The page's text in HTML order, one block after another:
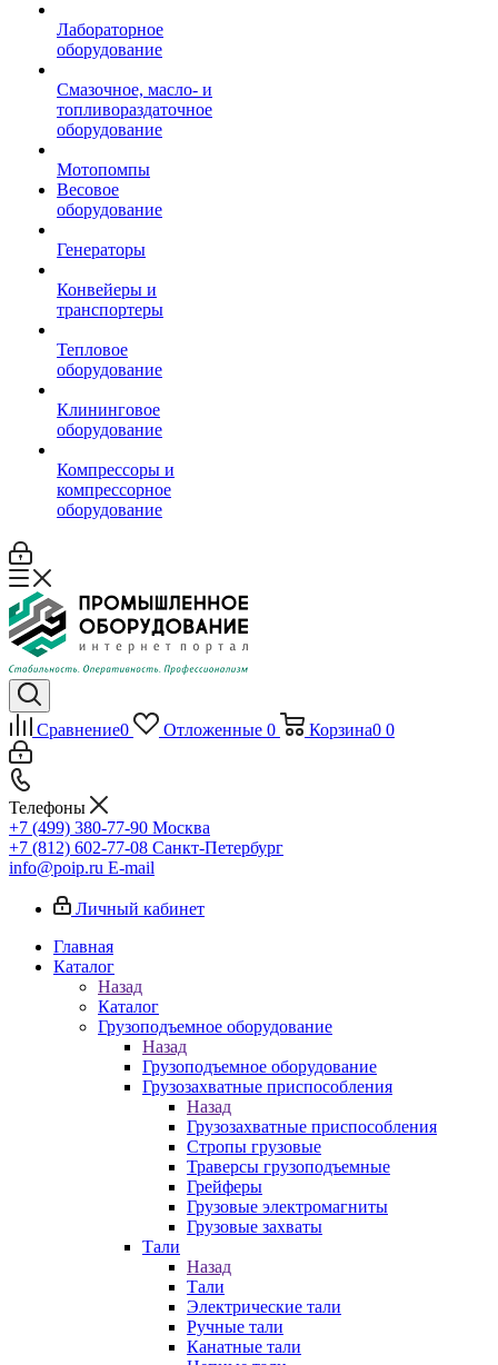
Лабораторное
оборудование
Смазочное, масло- и
топливораздаточное
оборудование
Мотопомпы
Весовое
оборудование
Генераторы
Конвейеры и
транспортеры
Тепловое
оборудование
Клининговое
оборудование
Компрессоры и
компрессорное
оборудование
Сравнение0 Отложенные 0 Корзина0 0
Телефоны
+7 (499) 380-77-90 Москва
+7 (812) 602-77-08 Санкт-Петербург
info@poip.ru E-mail
Личный кабинет
Главная
Каталог
Назад
Каталог
Грузоподъемное оборудование
Назад
Грузоподъемное оборудование
Грузозахватные приспособления
Назад
Грузозахватные приспособления
Стропы грузовые
Траверсы грузоподъемные
Грейферы
Грузовые электромагниты
Грузовые захваты
Тали
Назад
Тали
Электрические тали
Ручные тали
Канатные тали